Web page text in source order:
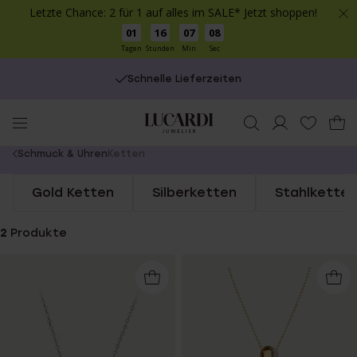
Letzte Chance: 2 für 1 auf alles im SALE* Jetzt shoppen!
01
Tagen
16
Stunden
07
Min
08
Sec
Schnelle Lieferzeiten
You
here:
Schmuck & Uhren Ketten
Gold Ketten Silberketten Stahlketten
2 Produkte